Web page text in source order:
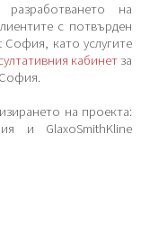
на
с потвърден
София, като услугите
кабинетза
на проекта:
и GlaxoSmithKline